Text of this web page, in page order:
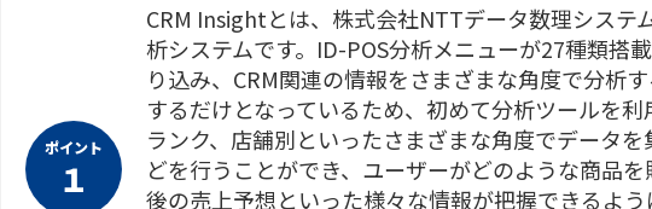
ポイント
１
CRM Insightとは、株式会社NTTデータ数理システ
析システムです。ID-POS分析メニューが27種類搭
り込み、CRM関連の情報をさまざまな角度で分析
するだけとなっているため、初めて分析ツールを
ランク、店舗別といったさまざまな角度でデータ
どを行うことができ、ユーザーがどのような商品
後の売上予想といった様々な情報が把握できるよ